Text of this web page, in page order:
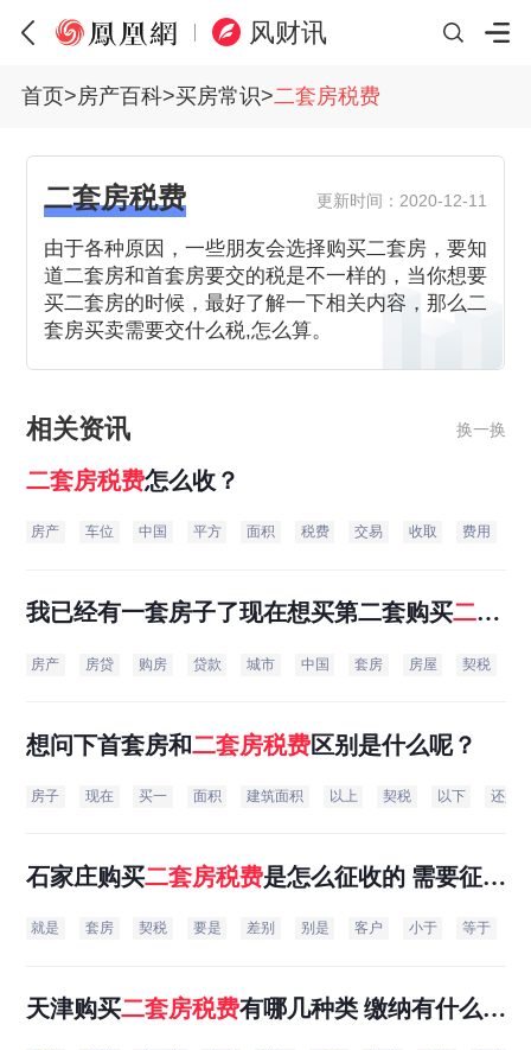
风财讯
首页>房产百科>买房常识>二套房税费
二套房税费 更新时间：2020-12-11
由于各种原因，一些朋友会选择购买二套房，要知
道二套房和首套房要交的税是不一样的，当你想要
买二套房的时候，最好了解一下相关内容，那么二
套房买卖需要交什么税,怎么算。
相关资讯 换一换
二套房税费怎么收？
房产 车位 中国 平方 面积 税费 交易 收取 费用
我已经有一套房子了现在想买第二套购买二套
房产 房贷 购房 贷款 城市 中国 套房 房屋 契税
想问下首套房和二套房税费区别是什么呢？
房子 现在 买一 面积 建筑面积 以上 契税 以下 还是
石家庄购买二套房税费是怎么征收的 需要征收
就是 套房 契税 要是 差别 别是 客户 小于 等于
天津购买二套房税费有哪几种类 缴纳有什么标